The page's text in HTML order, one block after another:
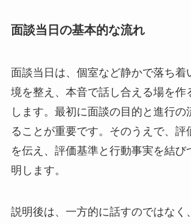
面談当日の基本的な流れ
面談当日は、個室など静かで落ち着
境を整え、本音で話し合える場を作
します。最初に面談の目的と進行の
ることが重要です。そのうえで、評
を伝え、評価基準と行動事実を結び
明します。
説明後は、一方的に話すのではなく